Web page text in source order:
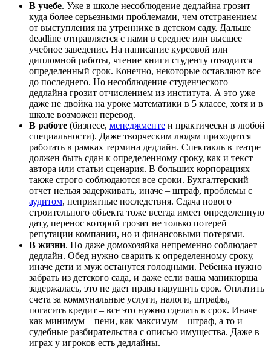
В учебе. Уже в школе несоблюдение дедлайна грозит
куда более серьезными проблемами, чем отстранением
от выступления на утреннике в детском саду. Дальше
deadline отправляется с нами в среднее или высшее
учебное заведение. На написание курсовой или
дипломной работы, чтение книги студенту отводится
определенный срок. Конечно, некоторые оставляют все
до последнего. Но несоблюдение студенческого
дедлайна грозит отчислением из института. А это уже
даже не двойка на уроке математики в 5 классе, хотя и в
школе возможен перевод.
В работе (бизнесе, менеджменте и практически в любой
специальности). Даже творческим людям приходится
работать в рамках термина дедлайн. Спектакль в театре
должен быть сдан к определенному сроку, как и текст
автора или статьи сценария. В больших корпорациях
также строго соблюдаются все сроки. Бухгалтерский
отчет нельзя задерживать, иначе – штраф, проблемы с
аудитом, неприятные последствия. Сдача нового
строительного объекта тоже всегда имеет определенную
дату, перенос которой грозит не только потерей
репутации компании, но и финансовыми потерями.
В жизни. Но даже домохозяйка непременно соблюдает
дедлайн. Обед нужно сварить к определенному сроку,
иначе дети и муж останутся голодными. Ребенка нужно
забрать из детского сада, и даже если ваша маникюрша
задержалась, это не дает права нарушить срок. Оплатить
счета за коммунальные услуги, налоги, штрафы,
погасить кредит – все это нужно сделать в срок. Иначе
как минимум – пени, как максимум – штраф, а то и
судебные разбирательства с описью имущества. Даже в
играх у игроков есть дедлайны.